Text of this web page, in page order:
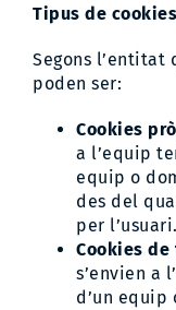
Tipus de cookies
Segons l’entitat
poden ser:
Cookies
a l’equip
equip o
des del
per l’usuari.
Cookies de
s’envien a
d’un equip